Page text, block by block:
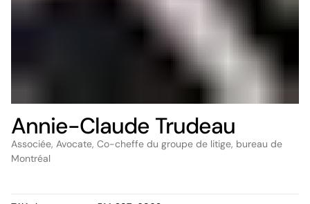
Annie-Claude Trudeau
Associée, Avocate, Co-cheffe du groupe de litige, bureau de
Montréal